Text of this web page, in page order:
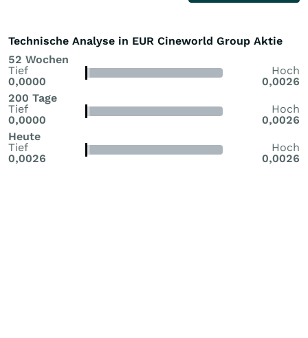
Technische Analyse in EUR Cineworld Group Aktie
52 Wochen
Tief
0,0000
Hoch
0,0026
200 Tage
Tief
0,0000
Hoch
0,0026
Heute
Tief
0,0026
Hoch
0,0026